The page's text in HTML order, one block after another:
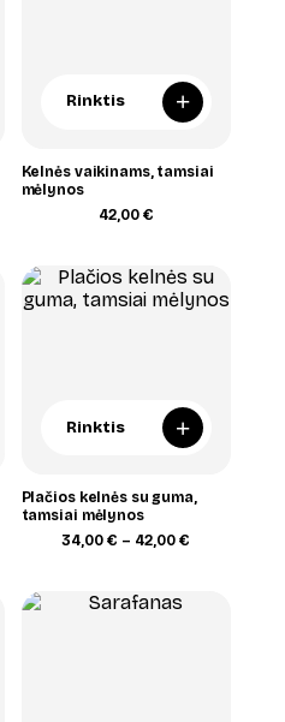
Rinktis +
Kelnės vaikinams, tamsiai
mėlynos
42,00 €
Rinktis +
Plačios kelnės su guma,
tamsiai mėlynos
34,00€ – 42,00€